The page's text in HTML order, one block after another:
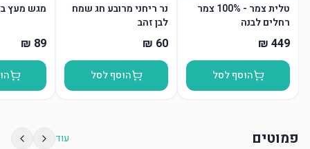
טלית צמר - 100% צמר
רחלים לבנה
הוסף לסל
נר ריחני מרובע חג שמח
לבן זהב
הוסף לסל
מגש מעץ
פמוטים עוד